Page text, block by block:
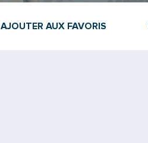
AJOUTER AUX FAVORIS